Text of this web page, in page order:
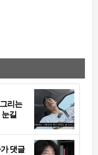
리는
길
댓글